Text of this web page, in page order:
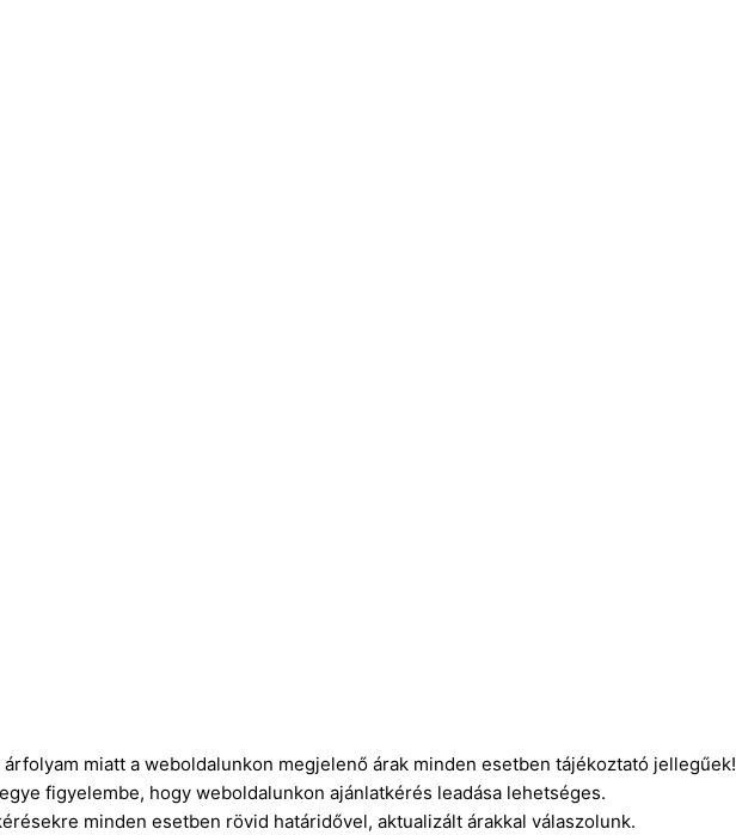
miatt a weboldalunkon megjelenő árak minden esetben tájékoztató jellegűek!
figyelembe, hogy weboldalunkon ajánlatkérés leadása lehetséges.
minden esetben rövid határidővel, aktualizált árakkal válaszolunk.